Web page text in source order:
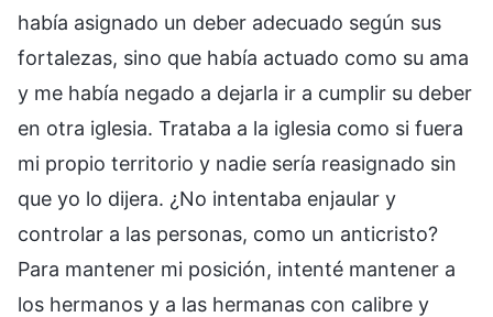
había asignado un deber adecuado según sus
fortalezas, sino que había actuado como su ama
y me había negado a dejarla ir a cumplir su deber
en otra iglesia. Trataba a la iglesia como si fuera
mi propio territorio y nadie sería reasignado sin
que yo lo dijera. ¿No intentaba enjaular y
controlar a las personas, como un anticristo?
Para mantener mi posición, intenté mantener a
los hermanos y a las hermanas con calibre y